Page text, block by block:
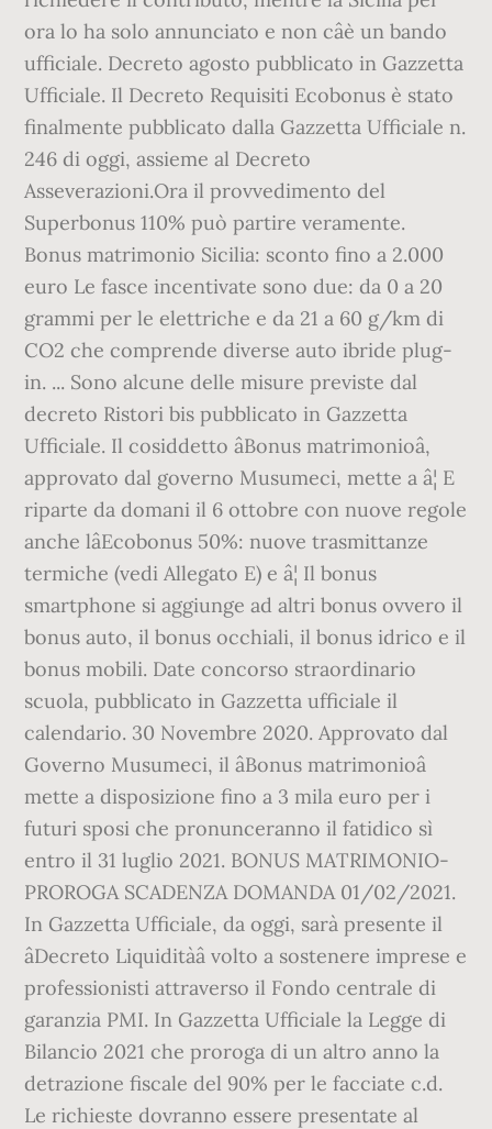
ora lo ha solo annunciato e non câè un bando
ufficiale. Decreto agosto pubblicato in Gazzetta
Ufficiale. Il Decreto Requisiti Ecobonus è stato
finalmente pubblicato dalla Gazzetta Ufficiale n.
246 di oggi, assieme al Decreto
Asseverazioni.Ora il provvedimento del
Superbonus 110% può partire veramente.
Bonus matrimonio Sicilia: sconto fino a 2.000
euro Le fasce incentivate sono due: da 0 a 20
grammi per le elettriche e da 21 a 60 g/km di
CO2 che comprende diverse auto ibride plug-
in. ... Sono alcune delle misure previste dal
decreto Ristori bis pubblicato in Gazzetta
Ufficiale. Il cosiddetto âBonus matrimonioâ,
approvato dal governo Musumeci, mette a â¦ E
riparte da domani il 6 ottobre con nuove regole
anche lâEcobonus 50%: nuove trasmittanze
termiche (vedi Allegato E) e â¦ Il bonus
smartphone si aggiunge ad altri bonus ovvero il
bonus auto, il bonus occhiali, il bonus idrico e il
bonus mobili. Date concorso straordinario
scuola, pubblicato in Gazzetta ufficiale il
calendario. 30 Novembre 2020. Approvato dal
Governo Musumeci, il âBonus matrimonioâ
mette a disposizione fino a 3 mila euro per i
futuri sposi che pronunceranno il fatidico sì
entro il 31 luglio 2021. BONUS MATRIMONIO-
PROROGA SCADENZA DOMANDA 01/02/2021.
In Gazzetta Ufficiale, da oggi, sarà presente il
âDecreto Liquiditàâ volto a sostenere imprese e
professionisti attraverso il Fondo centrale di
garanzia PMI. In Gazzetta Ufficiale la Legge di
Bilancio 2021 che proroga di un altro anno la
detrazione fiscale del 90% per le facciate c.d.
Le richieste dovranno essere presentate al